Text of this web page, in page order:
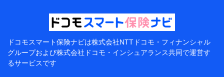
提供当事者から受領当事者が個人データを取得する方法
電子的・電磁的方法等
【共同して利用する者の範囲】
当社
株式会社NTTドコモ・フィナンシャルグループ
ドコモスマート保険ナビは株式会社NTTドコモ・フィナンシャル
グループおよび株式会社ドコモ・インシュアランス共同で運営す
るサービスです